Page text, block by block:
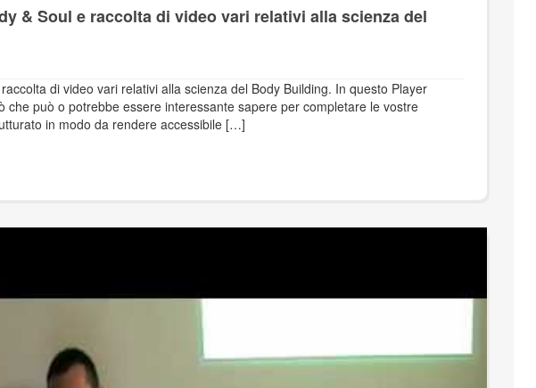
& Soul e raccolta di video vari relativi alla scienza del
di video vari relativi alla scienza del Body Building. In questo Player
che può o potrebbe essere interessante sapere per completare le vostre
in modo da rendere accessibile […]